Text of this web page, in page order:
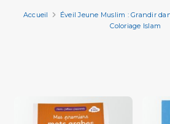
Accueil
Éveil Jeune Muslim : Grandir
Coloriage Islam